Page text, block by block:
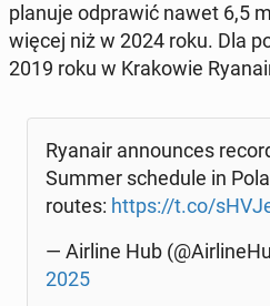
planuje od­pra­wić nawet 6,5
więcej niż w 2024 roku. Dla
2019 roku w Kra­ko­wie
Ryanair an­no­un­ces
Summer sche­du­le in
routes: https://t.co/
— Airline Hub
2025